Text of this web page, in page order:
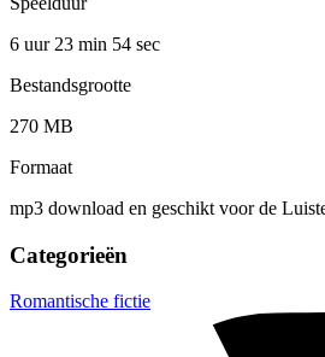
6 uur 23 min 54 sec
Bestandsgrootte
270 MB
Formaat
mp3 download en geschikt voor de
Categorieën
Romantische fictie